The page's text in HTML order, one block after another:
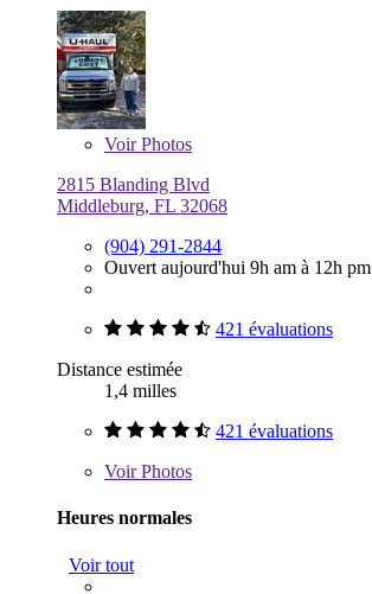
VoirPhotos
2815 Blanding Blvd
Middleburg, FL 32068
(904) 291-2844
Ouvert aujourd'hui 9h am à 12h pm
421 évaluations
Distance estimée
1,4 milles
421 évaluations
VoirPhotos
Heures normales
Voir tout